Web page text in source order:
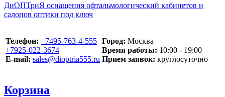
ДиОПТриЯ оснащения офтальмологический кабинетов и
салонов оптики под ключ
Телефон: ‪+7495-763-4-555‬
‪+7925-022-3674‬
E-mail: sales@dioptria555.ru
Город: Москва
Время работы: 10:00 - 19:00
Прием заявок: круглосуточно
Корзина